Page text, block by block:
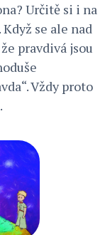
Určitě si i na
se ale nad
pravdivá jsou
Vždy proto